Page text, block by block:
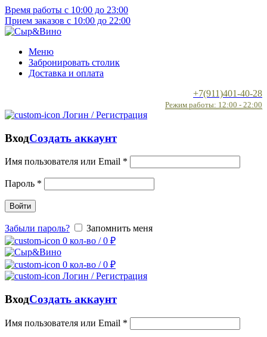
Время работы с 10:00 до 23:00
Прием заказов с 10:00 до 22:00
Меню
Забронировать столик
Доставка и оплата
+7(911)401-40-28
Режим работы: 12:00 - 22:00
Логин / Регистрация
ВходСоздать аккаунт
Имя пользователя или Email *
Пароль *
Войти
Забыли пароль?
Запомнить меня
0 кол-во / 0 ₽
0 кол-во / 0 ₽
Логин / Регистрация
ВходСоздать аккаунт
Имя пользователя или Email *